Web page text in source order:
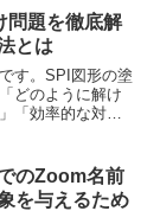
検Nを受けるべき
問題を徹底解
とは
す。SPI図形の塗
どのように解け
「効率的な対策
！効果的な対策
のZoom名前
を与えるため